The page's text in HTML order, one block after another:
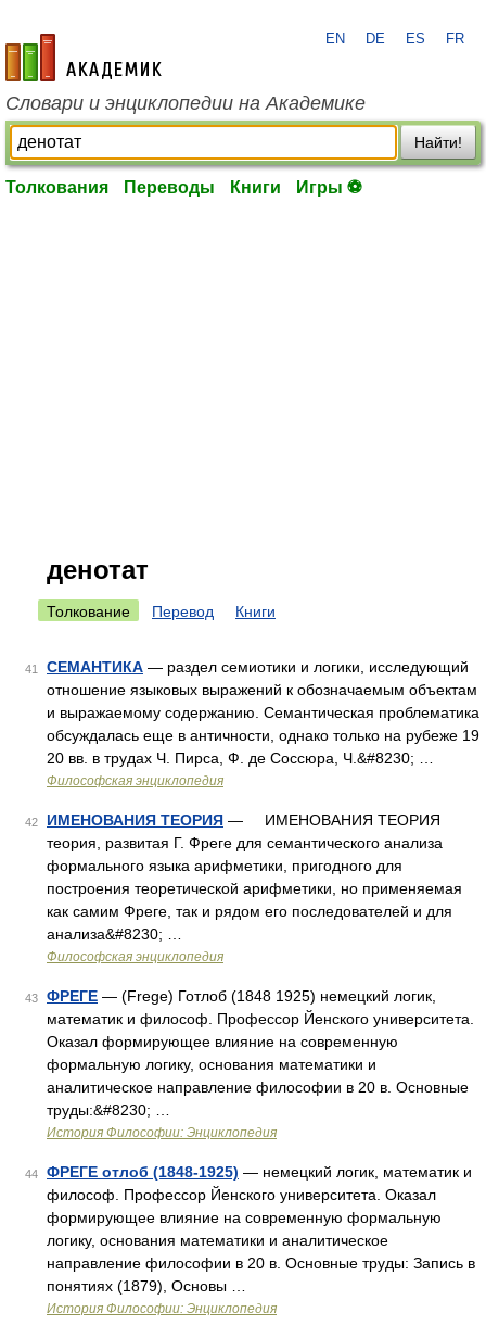
academic.ru
EN DE ES FR
Словари и энциклопедии на Академике
Найти!
Толкования Переводы Книги Игры ⚽
денотат
Толкование Перевод Книги
41 СЕМАНТИКА — раздел семиотики и логики, исследующий
отношение языковых выражений к обозначаемым объектам
и выражаемому содержанию. Семантическая проблематика
обсуждалась еще в античности, однако только на рубеже 19
20 вв. в трудах Ч. Пирса, Ф. де Соссюра, Ч.&#8230; …
Философская энциклопедия
42 ИМЕНОВАНИЯ ТЕОРИЯ — ИМЕНОВАНИЯ ТЕОРИЯ
теория, развитая Г. Фреге для семантического анализа
формального языка арифметики, пригодного для
построения теоретической арифметики, но применяемая
как самим Фреге, так и рядом его последователей и для
анализа&#8230; …
Философская энциклопедия
43 ФРЕГЕ — (Frege) Готлоб (1848 1925) немецкий логик,
математик и философ. Профессор Йенского университета.
Оказал формирующее влияние на современную
формальную логику, основания математики и
аналитическое направление философии в 20 в. Основные
труды:&#8230; …
История Философии: Энциклопедия
44 ФРЕГЕ отлоб (1848-1925) — немецкий логик, математик и
философ. Профессор Йенского университета. Оказал
формирующее влияние на современную формальную
логику, основания математики и аналитическое
направление философии в 20 в. Основные труды: Запись в
понятиях (1879), Основы …
История Философии: Энциклопедия